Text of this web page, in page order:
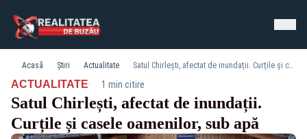
Acasă Știri Actualitate Satul Chirlești, afectat de inundații. Curțile și casele oamenilor, sub apă
ACTUALITATE· 1 min citire
Satul Chirlești, afectat de inundații.
Curțile și casele oamenilor, sub apă